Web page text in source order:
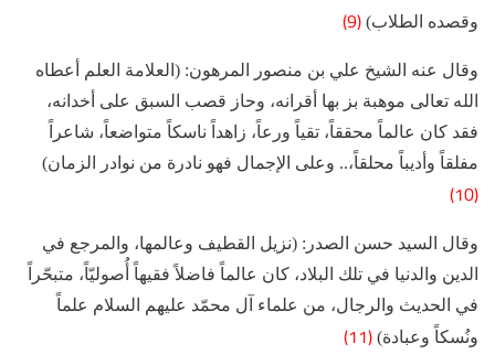
وقصده الطلاب) (9)
وقال عنه الشيخ علي بن منصور المرهون: (العلامة العلم أعطاه
الله تعالى موهبة بز بها أقرانه، وحاز قصب السبق على أخدانه،
فقد كان عالماً محققاً، تقياً ورعاً، زاهداً ناسكاً متواضعاً، شاعراً
مفلقاً وأديباً محلقاً،.. وعلى الإجمال فهو نادرة من نوادر الزمان)
(10)
وقال السيد حسن الصدر: (نزيل القطيف وعالمها، والمرجع في
الدين والدنيا في تلك البلاد، كان عالماً فاضلاً فقيهاً أُصوليّاً، متبحّراً
في الحديث والرجال، من علماء آل محمّد عليهم السلام علماً
ونُسكاً وعبادة) (11)